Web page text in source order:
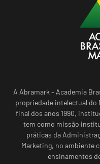
A Abramark – Academia
propriedade intelectual do
final dos anos 1990,
tem como missão
práticas da
Marketing, no ambiente
ensinamentos